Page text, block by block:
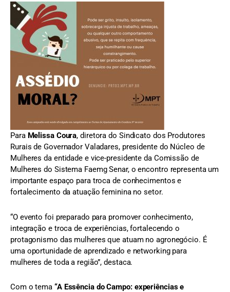
Para Melissa Coura, diretora do Sindicato dos Produtores
Rurais de Governador Valadares, presidente do Núcleo de
Mulheres da entidade e vice-presidente da Comissão de
Mulheres do Sistema Faemg Senar, o encontro representa um
importante espaço para troca de conhecimentos e
fortalecimento da atuação feminina no setor.
“O evento foi preparado para promover conhecimento,
integração e troca de experiências, fortalecendo o
protagonismo das mulheres que atuam no agronegócio. É
uma oportunidade de aprendizado e networking para
mulheres de toda a região”, destaca.
Com o tema “A Essência do Campo: experiências e